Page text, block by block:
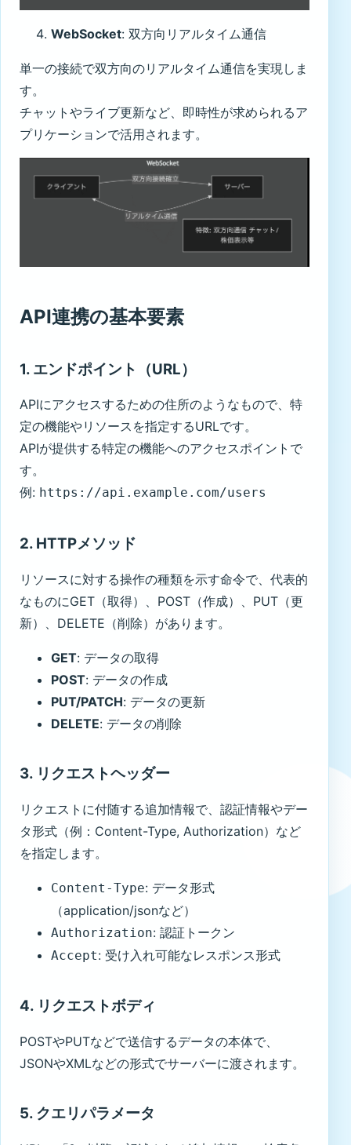
WebSocket: 双方向リアルタイム通信
単一の接続で双方向のリアルタイム通信を実現しま
す。
チャットやライブ更新など、即時性が求められるア
プリケーションで活用されます。
API連携の基本要素
1. エンドポイント（URL）
APIにアクセスするための住所のようなもので、特
定の機能やリソースを指定するURLです。
APIが提供する特定の機能へのアクセスポイントで
す。
例: https://api.example.com/users
2. HTTPメソッド
リソースに対する操作の種類を示す命令で、代表的
なものにGET（取得）、POST（作成）、PUT（更
新）、DELETE（削除）があります。
GET: データの取得
POST: データの作成
PUT/PATCH: データの更新
DELETE: データの削除
3. リクエストヘッダー
リクエストに付随する追加情報で、認証情報やデー
タ形式（例：Content-Type, Authorization）など
を指定します。
Content-Type: データ形式
（application/jsonなど）
Authorization: 認証トークン
Accept: 受け入れ可能なレスポンス形式
4. リクエストボディ
POSTやPUTなどで送信するデータの本体で、
JSONやXMLなどの形式でサーバーに渡されます。
5. クエリパラメータ